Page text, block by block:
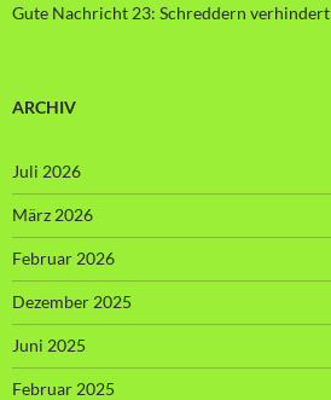
Gute Nachricht 23: Schreddern verhindert
ARCHIV
Juli 2026
März 2026
Februar 2026
Dezember 2025
Juni 2025
Februar 2025